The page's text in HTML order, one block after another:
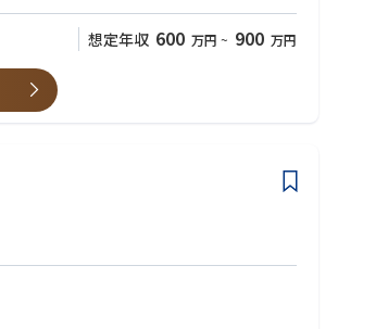
想定年収 600 万円 ~ 900 万円